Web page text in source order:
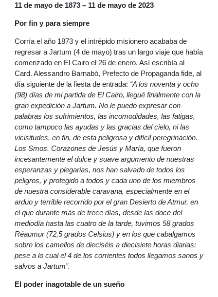
11 de mayo de 1873 – 11 de mayo de 2023
Por fin y para siempre
Corría el año 1873 y el intrépido misionero acababa de
regresar a Jartum (4 de mayo) tras un largo viaje que había
comenzado en El Cairo el 26 de enero. Así escribía al
Card. Alessandro Barnabò, Prefecto de Propaganda fide, al
día siguiente de la fiesta de entrada: “A los noventa y ocho
(98) días de mi partida de El Cairo, llegué finalmente con la
gran expedición a Jartum. No le puedo expresar con
palabras los sufrimientos, las incomodidades, las fatigas,
como tampoco las ayudas y las gracias del cielo, ni las
vicisitudes, en fin, de esta peligrosa y difícil peregrinación.
Los Smos. Corazones de Jesús y María, que fueron
incesantemente el dulce y suave argumento de nuestras
esperanzas y plegarias, nos han salvado de todos los
peligros, y protegido a todos y cada uno de los miembros
de nuestra considerable caravana, especialmente en el
arduo y terrible recorrido por el gran Desierto de Atmur, en
el que durante más de trece días, desde las doce del
mediodía hasta las cuatro de la tarde, tuvimos 58 grados
Réaumur (72,5 grados Celsius) y en los que cabalgamos
sobre los camellos de dieciséis a diecisiete horas diarias;
pese a lo cual el 4 de los corrientes todos llegamos sanos y
salvos a Jartum”.
El poder inagotable de un sueño